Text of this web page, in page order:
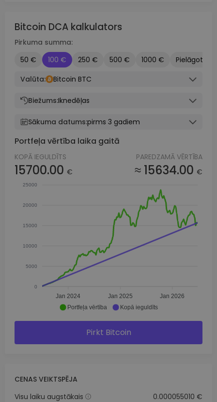
Bitcoin DCA kalkulators
Pirkuma summa:
50 €
100 € 250 € 500 € 1000 €
Pielāgots
Valūta:
Bitcoin BTC
Biežums:Iknedēļas
Sākuma datums:pirms 3 gadiem
Portfeļa vērtība laika gaitā
KOPĀ IEGULDĪTS
15700.00 €
PAREDZAMĀ VĒRTĪBA
≈ 15634.00 €
25000
20000
15000
10000
5000
0
Jan 2024 Jan 2025 Jan 2026
Portfeļa vērtība Kopā ieguldīts
Pirkt Bitcoin
CENAS VEIKTSPĒJA
Visu laiku augstākais
0.000055010 €